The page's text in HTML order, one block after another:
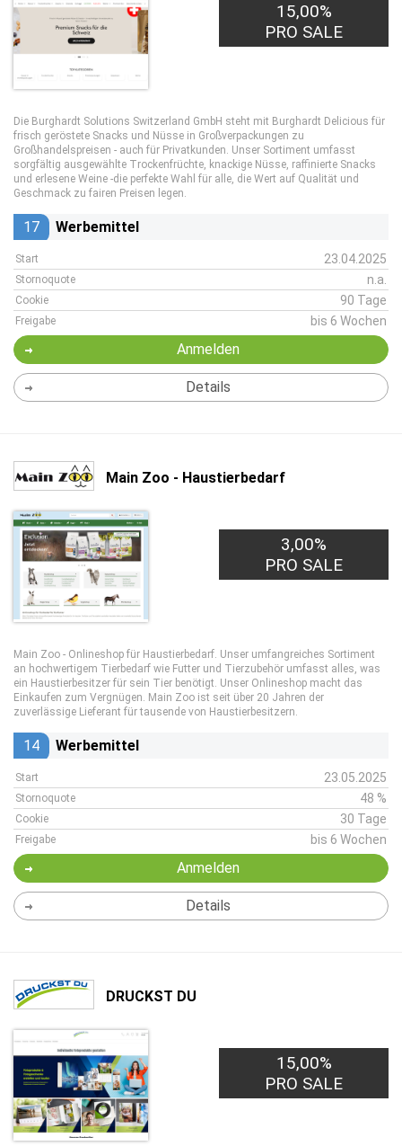
15,00%
PRO SALE
Die Burghardt Solutions Switzerland GmbH steht mit Burghardt Delicious für
frisch geröstete Snacks und Nüsse in Großverpackungen zu
Großhandelspreisen - auch für Privatkunden. Unser Sortiment umfasst
sorgfältig ausgewählte Trockenfrüchte, knackige Nüsse, raffinierte Snacks
und erlesene Weine -die perfekte Wahl für alle, die Wert auf Qualität und
Geschmack zu fairen Preisen legen.
17 Werbemittel
Start 23.04.2025
Stornoquote n.a.
Cookie 90 Tage
Freigabe bis 6 Wochen
Anmelden
Details
Main Zoo - Haustierbedarf
3,00%
PRO SALE
Main Zoo - Onlineshop für Haustierbedarf. Unser umfangreiches Sortiment
an hochwertigem Tierbedarf wie Futter und Tierzubehör umfasst alles, was
ein Haustierbesitzer für sein Tier benötigt. Unser Onlineshop macht das
Einkaufen zum Vergnügen. Main Zoo ist seit über 20 Jahren der
zuverlässige Lieferant für tausende von Haustierbesitzern.
14 Werbemittel
Start 23.05.2025
Stornoquote 48 %
Cookie 30 Tage
Freigabe bis 6 Wochen
Anmelden
Details
DRUCKST DU
15,00%
PRO SALE